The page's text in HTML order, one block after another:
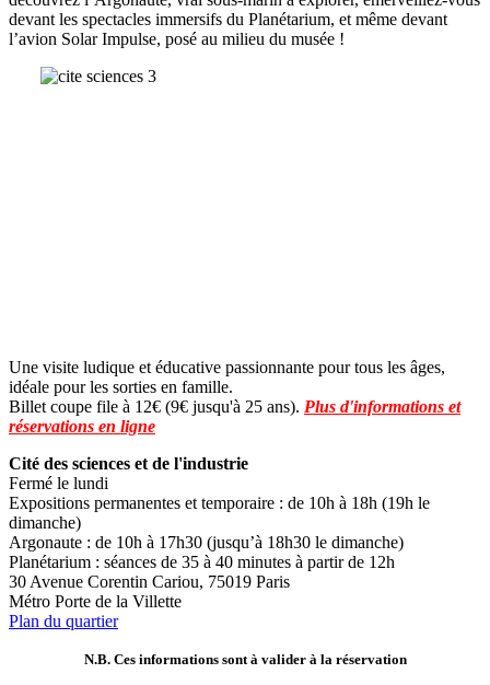
devant les spectacles immersifs du Planétarium, et même devant
l’avion Solar Impulse, posé au milieu du musée !
Une visite ludique et éducative passionnante pour tous les âges,
idéale pour les sorties en famille.
Billet coupe file à 12€ (9€ jusqu'à 25 ans). Plus d'informations et
réservations en ligne
Cité des sciences et de l'industrie
Fermé le lundi
Expositions permanentes et temporaire : de 10h à 18h (19h le
dimanche)
Argonaute : de 10h à 17h30 (jusqu’à 18h30 le dimanche)
Planétarium : séances de 35 à 40 minutes à partir de 12h
30 Avenue Corentin Cariou, 75019 Paris
Métro Porte de la Villette
Plan du quartier
N.B. Ces informations sont à valider à la réservation